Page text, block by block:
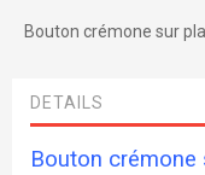
Bouton crémone sur
DETAILS
Bouton crémone